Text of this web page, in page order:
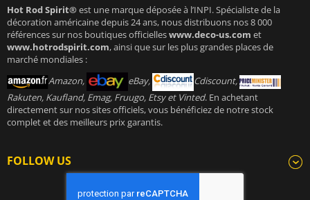
Hot Rod Spirit®est une marque déposée à l’INPI. Spécialiste de la
décoration américaine depuis 24 ans, nous distribuons nos 8 000
références sur nos boutiques officielleswww.deco-us.com et
www.hotrodspirit.com, ainsi que sur les plus grandes places de
marché mondiales :
Amazon,
eBay,
Cdiscount,
Rakuten, Kaufland, Emag, Fruugo, Etsy et Vinted. En achetant
directement sur nos sites officiels, vous bénéficiez de notre stock
complet et des meilleurs prix garantis.
FOLLOW US